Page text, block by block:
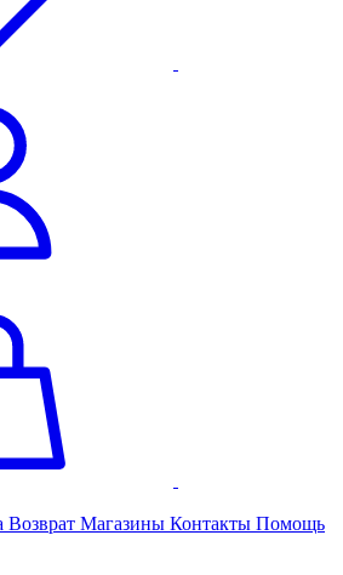
Возврат Магазины Контакты Помощь